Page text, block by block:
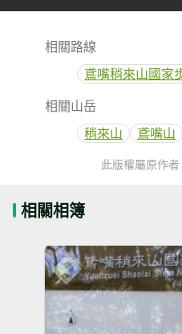
相關路線
鳶嘴稍來山國家
相關山岳
稍來山
鳶嘴山
此版權屬原作
相關相簿